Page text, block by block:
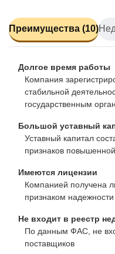
Преимущества (10)
Долгое время работы
Компания
стабильной
государственным
Большой уставный
Уставный капитал
признаков
Имеются лицензии
Компанией получена
признаком надежности
Не входит в реестр
По данным ФАС, не
поставщиков